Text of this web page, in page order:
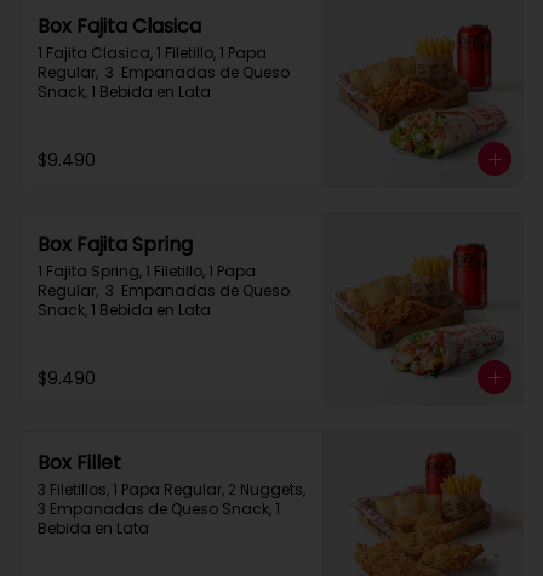
Box Fajita Clasica
1 Fajita Clasica, 1 Filetillo, 1 Papa
Regular,  3  Empanadas de Queso
Snack, 1 Bebida en Lata
$9.490
Box Fajita Spring
1 Fajita Spring, 1 Filetillo, 1 Papa
Regular,  3  Empanadas de Queso
Snack, 1 Bebida en Lata
$9.490
Box Fillet
3 Filetillos, 1 Papa Regular, 2 Nuggets,
3 Empanadas de Queso Snack, 1
Bebida en Lata